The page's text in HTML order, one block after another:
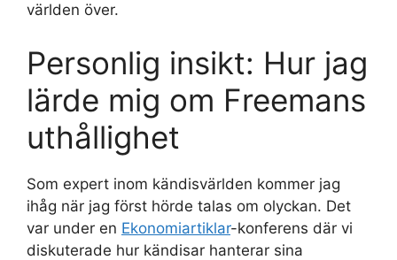
världen över.
Personlig insikt: Hur jag
lärde mig om Freemans
uthållighet
Som expert inom kändisvärlden kommer jag
ihåg när jag först hörde talas om olyckan. Det
var under en Ekonomiartiklar-konferens där vi
diskuterade hur kändisar hanterar sina